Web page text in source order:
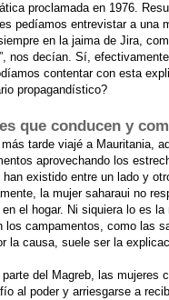
proclamada en 1976.
pedíamos entrevistar a una
en la jaima de Jira,
nos decían. Sí,
contentar con esta
propagandístico?
que conducen y
tarde viajé a Mauritania,
aprovechando los
han existido entre un lado y
la mujer saharaui no
el hogar. Ni siquiera lo es
los campamentos, como las
la causa, suele ser la
parte del Magreb, las mujeres
al poder y arriesgarse a